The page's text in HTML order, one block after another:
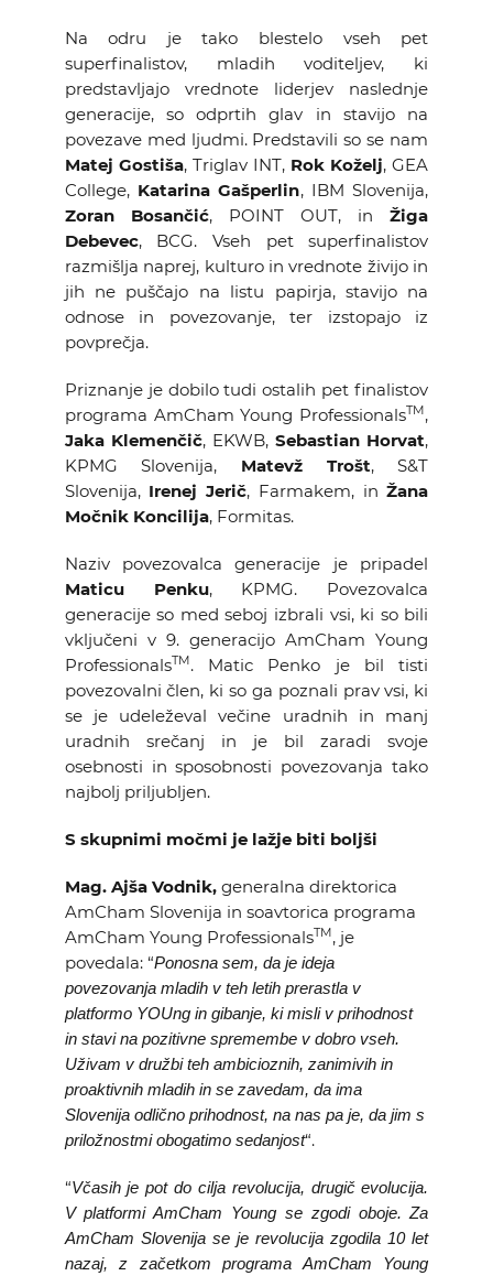
Na odru je tako blestelo vseh pet
superfinalistov, mladih voditeljev, ki
predstavljajo vrednote liderjev naslednje
generacije, so odprtih glav in stavijo na
povezave med ljudmi. Predstavili so se nam
Matej Gostiša, Triglav INT, Rok Koželj, GEA
College, Katarina Gašperlin, IBM Slovenija,
Zoran Bosančić, POINT OUT, inŽiga
Debevec, BCG. Vseh pet superfinalistov
razmišlja naprej, kulturo in vrednote živijo in
jih ne puščajo na listu papirja, stavijo na
odnose in povezovanje, ter izstopajo iz
povprečja.
Priznanje je dobilo tudi ostalih pet finalistov
programa AmCham Young ProfessionalsTM,
Jaka Klemenčič, EKWB, Sebastian Horvat,
KPMG Slovenija, Matevž Trošt, S&T
Slovenija,Irenej Jerič, Farmakem, in Žana
Močnik Koncilija, Formitas.
Naziv povezovalca generacije je pripadel
Maticu Penku, KPMG. Povezovalca
generacije so med seboj izbrali vsi, ki so bili
vključeni v 9. generacijo AmCham Young
ProfessionalsTM. Matic Penko je bil tisti
povezovalni člen, ki so ga poznali prav vsi, ki
se je udeleževal večine uradnih in manj
uradnih srečanj in je bil zaradi svoje
osebnosti in sposobnosti povezovanja tako
najbolj priljubljen.
S skupnimi močmi je lažje biti boljši
Mag.Ajša Vodnik,generalna direktorica
AmCham Slovenija in soavtorica programa
AmCham Young ProfessionalsTM, je
povedala: “Ponosna sem, da je ideja
povezovanja mladih v teh letih prerastla v
platformo YOUng in gibanje, ki misli v prihodnost
in stavi na pozitivne spremembe v dobro vseh.
Uživam v družbi teh ambicioznih, zanimivih in
proaktivnih mladih in se zavedam, da ima
Slovenija odlično prihodnost, na nas pa je, da jim s
priložnostmi obogatimo sedanjost“.
“Včasih je pot do cilja revolucija, drugič evolucija.
V platformi AmCham Young se zgodi oboje. Za
AmCham Slovenija se je revolucija zgodila 10 let
nazaj, z začetkom programa AmCham Young